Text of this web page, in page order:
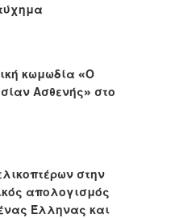
κωμωδία «Ο
Ασθενής» στο
στην
απολογισμός
Έλληνας και